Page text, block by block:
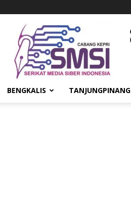
BENGKALIS TANJUNGPINANG